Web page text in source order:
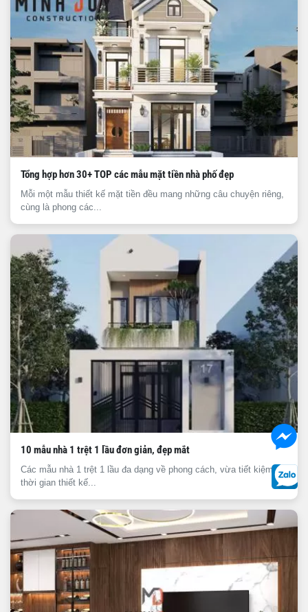
Tổng hợp hơn 30+ TOP các mẫu mặt tiền nhà phố đẹp
Mỗi một mẫu thiết kế mặt tiền đều mang những câu chuyện riêng,
cùng là phong các...
10 mẫu nhà 1 trệt 1 lầu đơn giản, đẹp mắt
Các mẫu nhà 1 trệt 1 lầu đa dạng về phong cách, vừa tiết kiệm
thời gian thiết kế...